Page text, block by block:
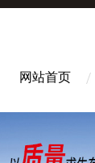
网站首页